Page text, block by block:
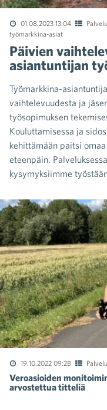
01.08.2023 13:04
työmarkkina-asiat
Päivien
asiantuntijan
Työmarkkina-
vaihtelevuudesta ja
työsopimuksen
Kouluttamisessa ja
kehittämään paitsi
eteenpäin.
kysymyksiimme
19.10.2022 09:28
Veroasioiden
arvostettua titteliä